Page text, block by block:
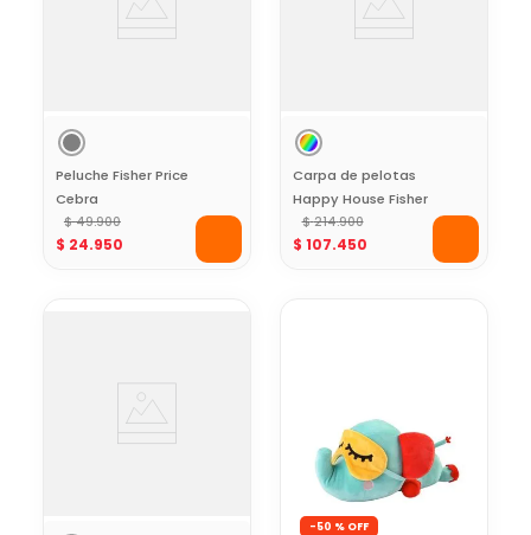
Peluche Fisher Price
Cebra
$ 49.900
$ 24.950
Carpa de pelotas
Happy House Fisher
Price
$ 214.900
$ 107.450
-50 %